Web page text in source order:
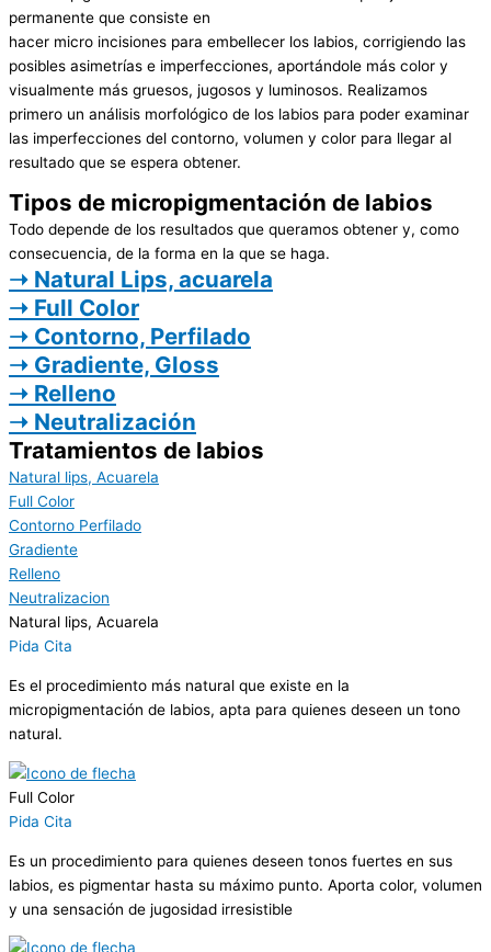
permanente que consiste en
hacer micro incisiones para embellecer los labios, corrigiendo las
posibles asimetrías e imperfecciones, aportándole más color y
visualmente más gruesos, jugosos y luminosos. Realizamos
primero un análisis morfológico de los labios para poder examinar
las imperfecciones del contorno, volumen y color para llegar al
resultado que se espera obtener.
Tipos de micropigmentación de labios
Todo depende de los resultados que queramos obtener y, como
consecuencia, de la forma en la que se haga.
➝ Natural Lips, acuarela
➝ Full Color
➝ Contorno, Perfilado
➝ Gradiente, Gloss
➝ Relleno
➝ Neutralización
Tratamientos de labios
Natural lips, Acuarela
Full Color
Contorno Perfilado
Gradiente
Relleno
Neutralizacion
Natural lips, Acuarela
Pida Cita
Es el procedimiento más natural que existe en la
micropigmentación de labios, apta para quienes deseen un tono
natural.
Full Color
Pida Cita
Es un procedimiento para quienes deseen tonos fuertes en sus
labios, es pigmentar hasta su máximo punto. Aporta color, volumen
y una sensación de jugosidad irresistible